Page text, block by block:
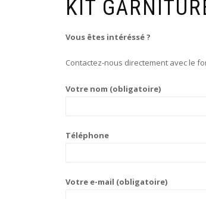
KIT
Vous êtes intéréssé ?
Contactez-nous directement avec le
Votre nom (obligatoire)
Téléphone
Votre e-mail (obligatoire)